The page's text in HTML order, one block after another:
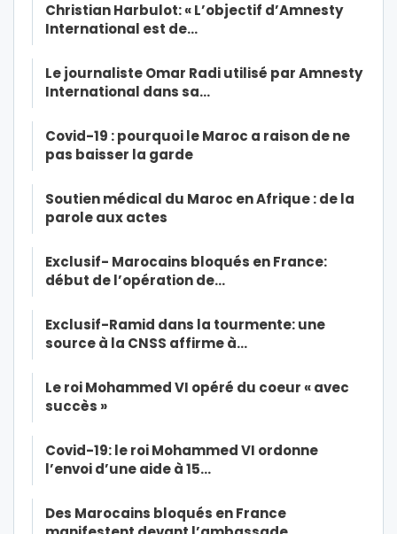
Christian Harbulot: « L’objectif d’Amnesty
International est de…
Le journaliste Omar Radi utilisé par Amnesty
International dans sa…
Covid-19 : pourquoi le Maroc a raison de ne
pas baisser la garde
Soutien médical du Maroc en Afrique : de la
parole aux actes
Exclusif- Marocains bloqués en France:
début de l’opération de…
Exclusif-Ramid dans la tourmente: une
source à la CNSS affirme à…
Le roi Mohammed VI opéré du coeur « avec
succès »
Covid-19: le roi Mohammed VI ordonne
l’envoi d’une aide à 15…
Des Marocains bloqués en France